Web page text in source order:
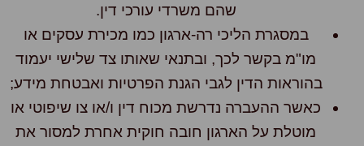
שהם משרדי עורכי דין.
במסגרת הליכי רה-ארגון כמו מכירת עסקים או
מו"מ בקשר לכך, ובתנאי שאותו צד שלישי יעמוד
בהוראות הדין לגבי הגנת הפרטיות ואבטחת מידע;
כאשר ההעברה נדרשת מכוח דין ו/או צו שיפוטי או
מוטלת על הארגון חובה חוקית אחרת למסור את